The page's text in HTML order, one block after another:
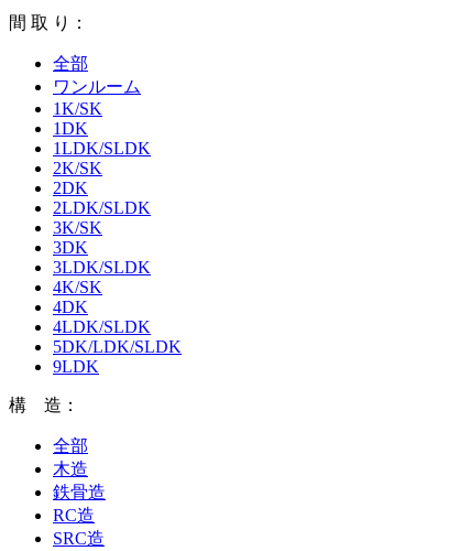
間 取 り：
全部
ワンルーム
1K/SK
1DK
1LDK/SLDK
2K/SK
2DK
2LDK/SLDK
3K/SK
3DK
3LDK/SLDK
4K/SK
4DK
4LDK/SLDK
5DK/LDK/SLDK
9LDK
構 造：
全部
木造
鉄骨造
RC造
SRC造